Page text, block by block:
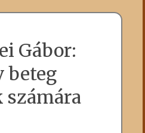
Gábor:
beteg
számára